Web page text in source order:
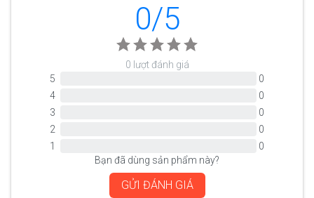
0/5
0 lượt đánh giá
5
0
4
0
3
0
2
0
1
0
Bạn đã dùng sản phẩm này?
GỬI ĐÁNH GIÁ